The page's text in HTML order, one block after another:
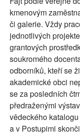
kmenovým
či galerie. Vždy
jednotlivých
grantových
soukromého
odborníků, kteří se
akademické obci
se za posledních
předraženými
vědeckého
a v Postupimi